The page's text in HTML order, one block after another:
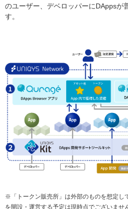
のユーザー、デベロッパーにDAppsが
す。
※「トークン販売所」は外部のものを想定し
を開設・運営する予定は現時点でございませ